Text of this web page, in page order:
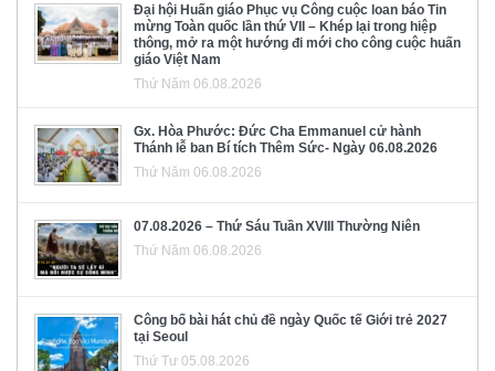
Đại hội Huấn giáo Phục vụ Công cuộc loan báo Tin
mừng Toàn quốc lần thứ VII – Khép lại trong hiệp
thông, mở ra một hướng đi mới cho công cuộc huấn
giáo Việt Nam
Thứ Năm 06.08.2026
Gx. Hòa Phước: Đức Cha Emmanuel cử hành
Thánh lễ ban Bí tích Thêm Sức- Ngày 06.08.2026
Thứ Năm 06.08.2026
07.08.2026 – Thứ Sáu Tuần XVIII Thường Niên
Thứ Năm 06.08.2026
Công bố bài hát chủ đề ngày Quốc tế Giới trẻ 2027
tại Seoul
Thứ Tư 05.08.2026